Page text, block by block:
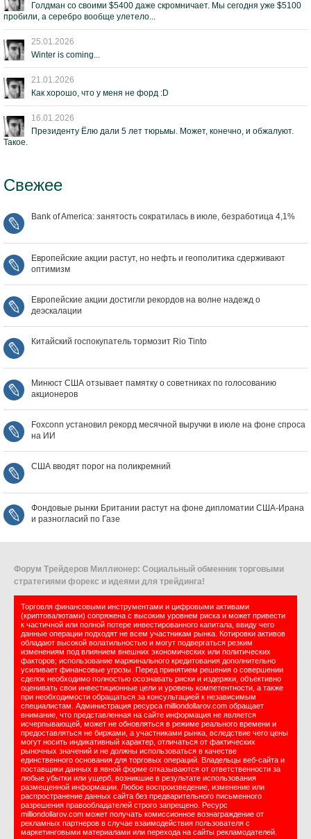
Голдман со своими $5400 даже скромничает. Мы сегодня уже $5100
пробили, а серебро вообще улетело...
25.01.2026
Winter is coming...
21.01.2026
Как хорошо, что у меня не форд :D
16.01.2026
Президенту Ёлю дали 5 лет тюрьмы. Может, конечно, и обжалуют.
Такое.
Свежее
Bank of America: занятость сократилась в июле, безработица 4,1%
Европейские акции растут, но нефть и геополитика сдерживают
оптимизм
Европейские акции достигли рекордов на волне надежд о
деэскалации
Китайский госпокупатель тормозит Rio Tinto
Минюст США отзывает памятку о советниках по голосованию
акционеров
Foxconn установил рекорд месячной выручки в июле на фоне спроса
на ИИ
США вводят порог на поликремний
Фондовые рынки Британии растут на фоне дипломатии США‑Ирана
и разногласий по Газе
Форум Трейдеров Миллионер: Социальный обменник торговыми
стратегиями форекс и идеями для трейдинга!
Торговля финансовыми инструментами и цифровыми активами
(криптовалютами) сопряжена с высоким уровнем риска и может привести
к частичной или полной потере инвестированного капитала, ввиду чего
данные операции подходят не всем участникам рынка. Котировки активов
обладают высокой волатильностью и могут подвергаться резким
изменениям под влиянием внешних экономических или политических
факторов; использование маржинального кредитования дополнительно
усиливает финансовые угрозы. Перед принятием решения о совершении
сделок необходимо полностью осознавать риски и издержки, объективно
оценивать свои инвестиционные цели и уровень компетентности, а также
при необходимости обращаться за консультацией к независимым
специалистам. Администрация ресурса milliondollarov.com обращает
внимание, что представленная на сайте информация не является
исчерпывающей, может не обновляться в режиме реального времени и
предоставляться не биржами, а участниками рынка, вследствие чего цены
могут носить индикативный характер, отличаться от фактических
рыночных значений и не должны использоваться в качестве
единственного основания для торговых операций. Владельцы веб-сайта и
поставщики данных в явной форме отказываются от ответственности за
любые убытки или ущерб, возникшие в результате использования
размещенной информации. Любое воспроизведение, изменение или
распространение данных сайта без предварительного письменного
разрешения правообладателей строго запрещено. Ресурс
milliondollarov.com может получать комиссионное вознаграждение от
рекламных партнеров в случае взаимодействия пользователя с
маркетинговыми материалами или перехода на сайты рекламодателей.